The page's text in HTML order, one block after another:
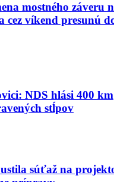
mostného záveru
cez víkend presunú
NDS hlási 400 km
stĺpov
súťaž na